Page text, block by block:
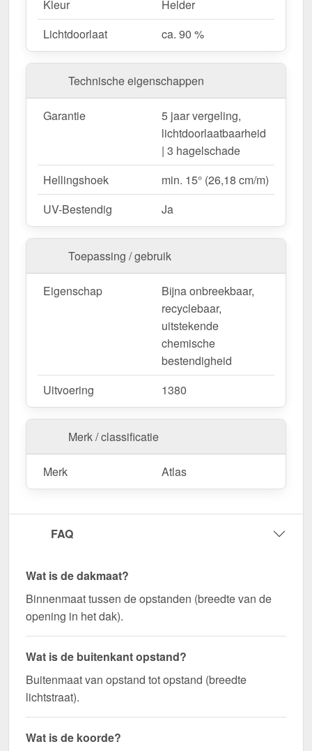
betrouwbaarheid.
Ideal für folgende Anwendungen:
Veestallen– Gecombineerde lichtinval &
nokventilatie voor gezond stalklimaat.
Agrarische gebouwen
– Eenvoudige renovatie
van bestaande nokopeningen.
Bestel nu uw Atlas ventilatienok | Type 1380 –
Snel geleverd & eenvoudig te monteren!
Natuurlijke ventilatie, helder daglicht en duurzaam
materiaal – perfect afgestemd op de eisen van de
moderne veeteelt!
Wegens maatwerk / customisatie van herroepingsrecht uitgezonderd
Kleur
Helder
Lichtdoorlaat
ca. 90 %
Technische eigenschappen
Garantie
5 jaar vergeling,
lichtdoorlaatbaarheid
| 3 hagelschade
Hellingshoek
min. 15° (26,18 cm/m)
UV-Bestendig
Ja
Toepassing / gebruik
Eigenschap
Bijna onbreekbaar,
recyclebaar,
uitstekende
chemische
bestendigheid
Uitvoering
1380
Merk / classificatie
Merk Atlas
FAQ
Wat is de dakmaat?
Binnenmaat tussen de opstanden (breedte van de
opening in het dak).
Wat is de buitenkant opstand?
Buitenmaat van opstand tot opstand (breedte
lichtstraat).
Wat is de koorde?